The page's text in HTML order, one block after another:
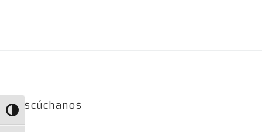
Alternar alto contraste
Escúchanos